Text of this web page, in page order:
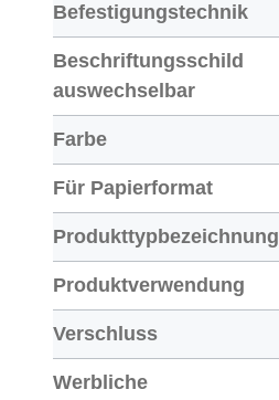
Befestigungstechnik
Beschriftungsschild
auswechselbar
Farbe
Für Papierformat
Produkttypbezeichnung
Produktverwendung
Verschluss
Werbliche